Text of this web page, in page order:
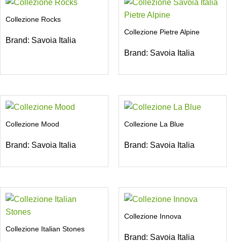
Collezione Rocks
Brand: Savoia Italia
Collezione Pietre Alpine
Brand: Savoia Italia
Collezione Mood
Brand: Savoia Italia
Collezione La Blue
Brand: Savoia Italia
Collezione Italian Stones
Collezione Innova
Brand: Savoia Italia